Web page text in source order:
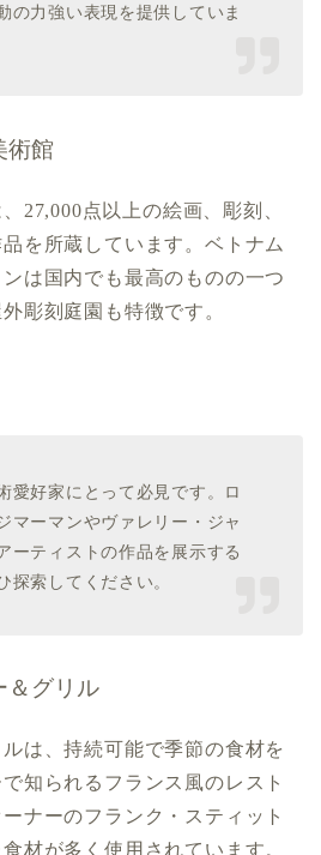
の力強い表現を提供していま
術館
27,000点以上の絵画、彫刻、
を所蔵しています。ベトナム
は国内でも最高のものの一つ
彫刻庭園も特徴です。
愛好家にとって必見です。ロ
マーマンやヴァレリー・ジャ
ーティストの作品を展示する
探索してください。
＆グリル
は、持続可能で季節の食材を
知られるフランス風のレスト
ナーのフランク・スティット
材が多く使用されています。